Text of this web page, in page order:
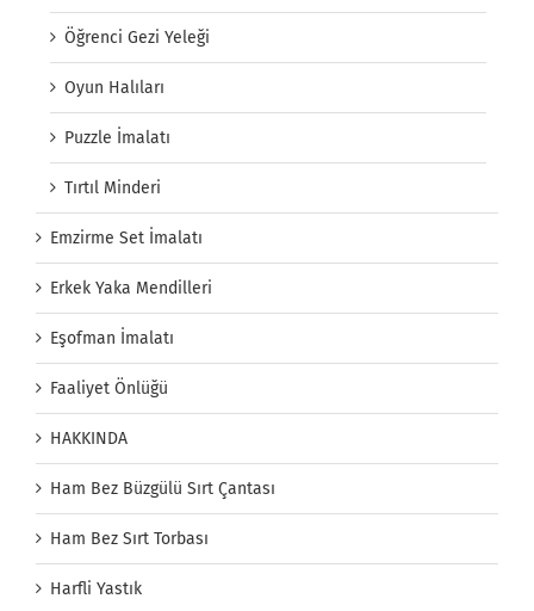
Öğrenci Gezi Yeleği
Oyun Halıları
Puzzle İmalatı
Tırtıl Minderi
Emzirme Set İmalatı
Erkek Yaka Mendilleri
Eşofman İmalatı
Faaliyet Önlüğü
HAKKINDA
Ham Bez Büzgülü Sırt Çantası
Ham Bez Sırt Torbası
Harfli Yastık